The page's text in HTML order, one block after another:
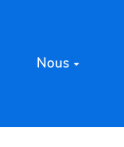
Nous